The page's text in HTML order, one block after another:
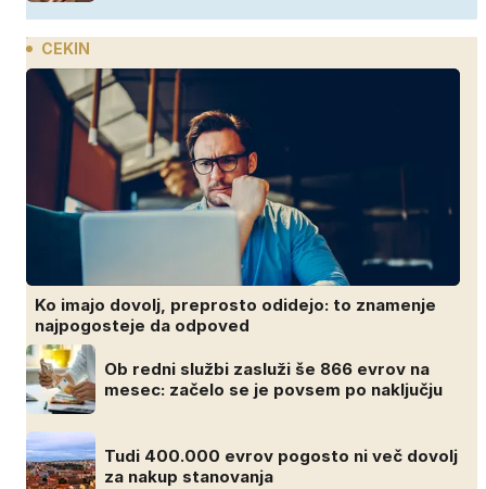
CEKIN
Ko imajo dovolj, preprosto odidejo: to znamenje
najpogosteje da odpoved
Ob redni službi zasluži še 866 evrov na
mesec: začelo se je povsem po naključju
Tudi 400.000 evrov pogosto ni več dovolj
za nakup stanovanja